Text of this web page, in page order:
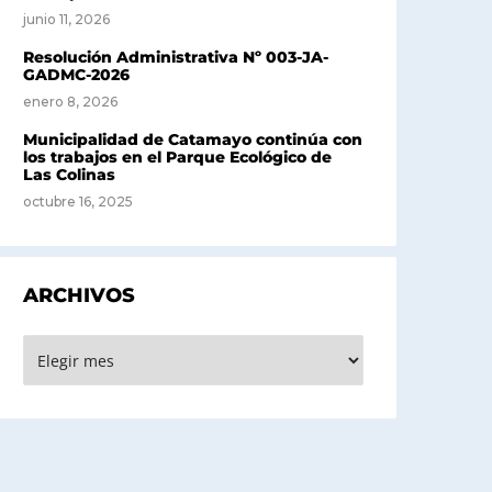
junio 11, 2026
Resolución Administrativa Nº 003-JA-
GADMC-2026
enero 8, 2026
Municipalidad de Catamayo continúa con
los trabajos en el Parque Ecológico de
Las Colinas
octubre 16, 2025
ARCHIVOS